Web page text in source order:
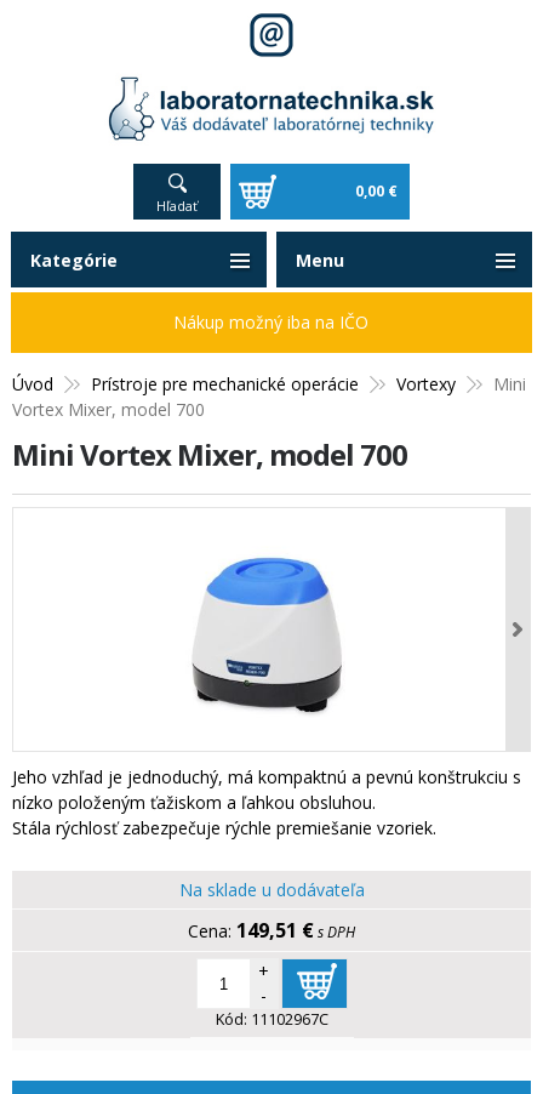
Hľadať
0,00 €
Úvod Prístroje pre mechanické operácie Vortexy
Mini
Vortex Mixer, model 700
Mini Vortex Mixer, model 700
Jeho vzhľad je jednoduchý, má kompaktnú a pevnú konštrukciu s
nízko položeným ťažiskom a ľahkou obsluhou.
Stála rýchlosť zabezpečuje rýchle premiešanie vzoriek.
Na sklade u dodávateľa
149,51 €s DPH
+
-
Kód: 11102967C
Kategórie
Nákup možný iba na IČO
Menu